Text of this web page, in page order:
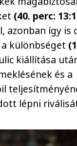
(40. perc:
azonban így is
különbséget
kiállítása
és a
lépni